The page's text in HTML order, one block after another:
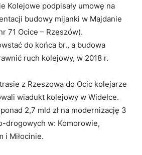
Kolejowe podpisały umowę na
budowy mijanki w Majdanie
71 Ocice – Rzeszów).
do końca br., a budowa
ruch kolejowy, w 2018 r.
z Rzeszowa do Ocic kolejarze
wiadukt kolejowy w Widełce.
2,7 mld zł na modernizację 3
drogowych w: Komorowie,
i Miłocinie.